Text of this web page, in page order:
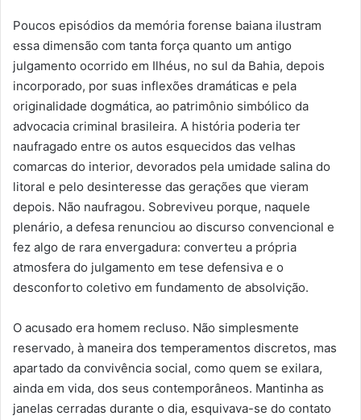
Poucos episódios da memória forense baiana ilustram
essa dimensão com tanta força quanto um antigo
julgamento ocorrido em Ilhéus, no sul da Bahia, depois
incorporado, por suas inflexões dramáticas e pela
originalidade dogmática, ao patrimônio simbólico da
advocacia criminal brasileira. A história poderia ter
naufragado entre os autos esquecidos das velhas
comarcas do interior, devorados pela umidade salina do
litoral e pelo desinteresse das gerações que vieram
depois. Não naufragou. Sobreviveu porque, naquele
plenário, a defesa renunciou ao discurso convencional e
fez algo de rara envergadura: converteu a própria
atmosfera do julgamento em tese defensiva e o
desconforto coletivo em fundamento de absolvição.
O acusado era homem recluso. Não simplesmente
reservado, à maneira dos temperamentos discretos, mas
apartado da convivência social, como quem se exilara,
ainda em vida, dos seus contemporâneos. Mantinha as
janelas cerradas durante o dia, esquivava-se do contato